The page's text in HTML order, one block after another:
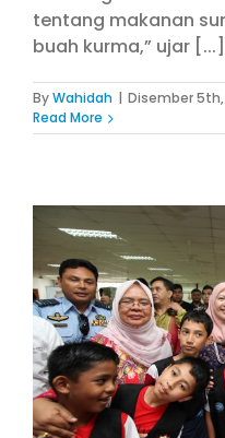
tentang makanan
buah kurma,” ujar [...]
ByWahidah | Disember 5th,
Read More